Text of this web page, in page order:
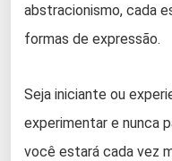
abstracionismo, cada
formas de expressão.
Seja iniciante ou
experimentar e nunca
você estará cada vez